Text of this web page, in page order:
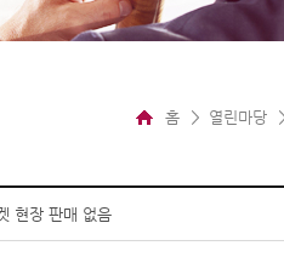
홈 열린마당
현장 판매 없음